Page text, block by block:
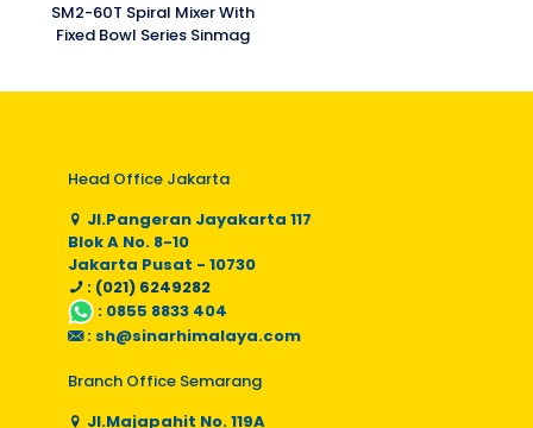
SM2-60T Spiral Mixer With
Fixed Bowl Series Sinmag
Head Office Jakarta
Jl.Pangeran Jayakarta 117
Blok A No. 8-10
Jakarta Pusat - 10730
: (021) 6249282
: 0855 8833 404
: sh@sinarhimalaya.com
Branch Office Semarang
Jl.Majapahit No. 119A